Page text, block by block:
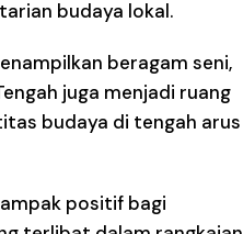
budaya lokal.
beragam seni,
juga menjadi ruang
budaya di tengah arus
positif bagi